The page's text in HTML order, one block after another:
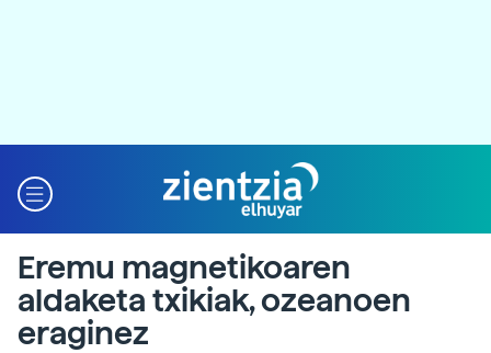
Eremu magnetikoaren
aldaketa txikiak, ozeanoen
eraginez